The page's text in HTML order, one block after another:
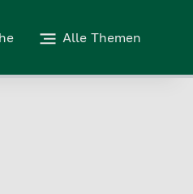
Alle Themen